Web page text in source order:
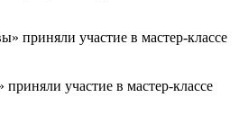
участие в мастер-классе